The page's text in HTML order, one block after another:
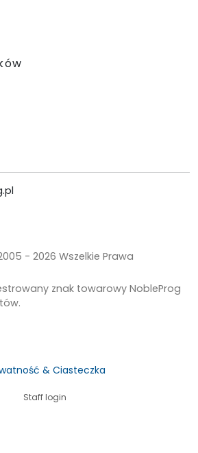
- 2026 Wszelkie Prawa
znak towarowy NobleProg
& Ciasteczka
Staff login